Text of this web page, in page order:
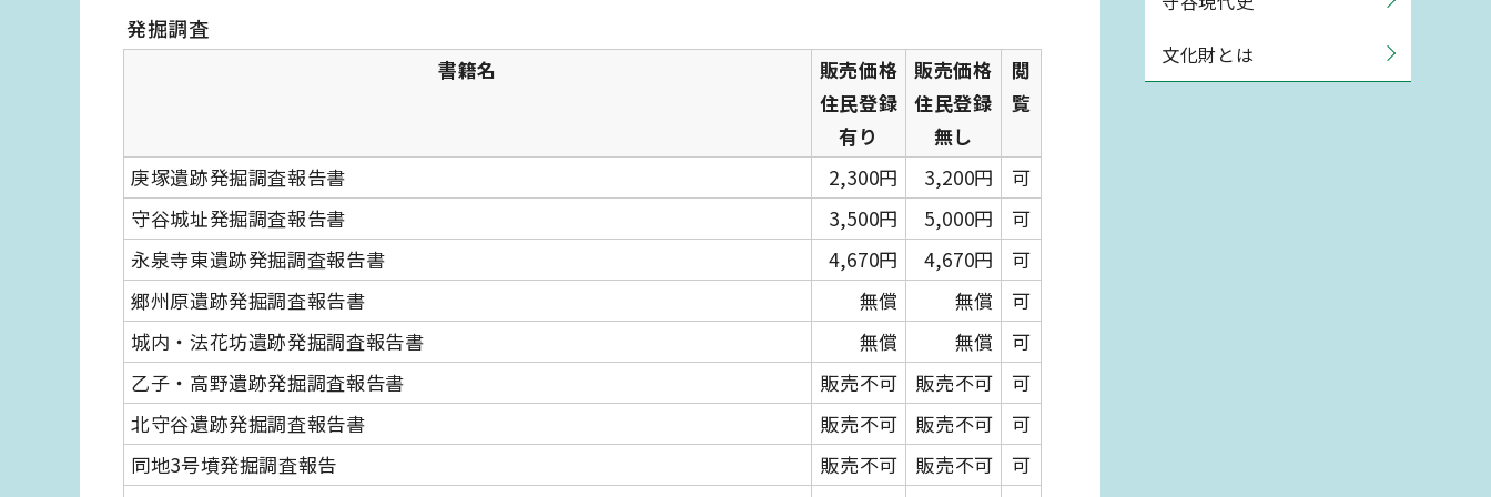
発掘調査
書籍名
販売価格
住民登録
有り
販売価格
住民登録
無し
閲
覧
庚塚遺跡発掘調査報告書 2,300円 3,200円
可
守谷城址発掘調査報告書
3,500円 5,000円
可
永泉寺東遺跡発掘調査報告書
4,670円 4,670円
可
郷州原遺跡発掘調査報告書
無償 無償
可
城内・法花坊遺跡発掘調査報告書
無償 無償
可
乙子・高野遺跡発掘調査報告書
販売不可 販売不可
可
北守谷遺跡発掘調査報告書
販売不可 販売不可
可
同地3号墳発掘調査報告
販売不可 販売不可
可
文化財とは